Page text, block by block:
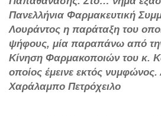
Πανελλήνια Φαρμακευτική
Λουράντος η παράταξη του
ψήφους, μία παραπάνω από
Κίνηση Φαρμακοποιών του κ.
οποίος έμεινε εκτός
Χαράλαμπο Πετρόχειλο